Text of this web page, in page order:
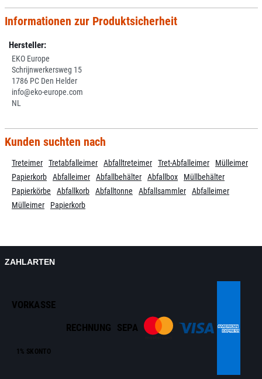
Informationen zur Produktsicherheit
Hersteller:
EKO Europe
Schrijnwerkersweg 15
1786 PC Den Helder
info@eko-europe.com
NL
Kunden suchten nach
Treteimer Tretabfalleimer Abfalltreteimer Tret-Abfalleimer
Mülleimer
Papierkorb
Abfalleimer Abfallbehälter Abfallbox
Müllbehälter
Papierkörbe
Abfallkorb Abfalltonne Abfallsammler
Abfalleimer
Mülleimer
Papierkorb
ZAHLARTEN
VORKASSE
1% SKONTO
RECHNUNG SEPA